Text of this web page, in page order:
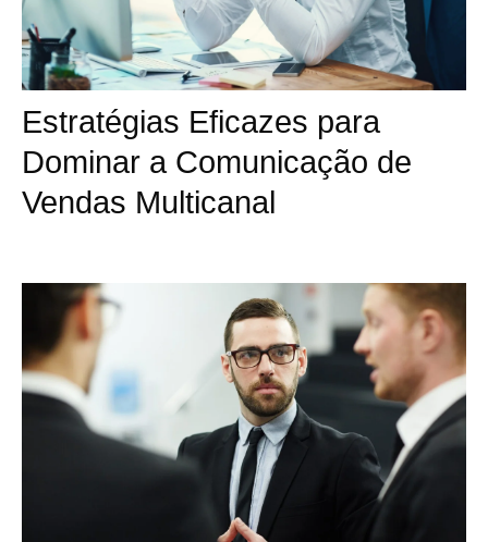
Estratégias Eficazes para
Dominar a Comunicação de
Vendas Multicanal